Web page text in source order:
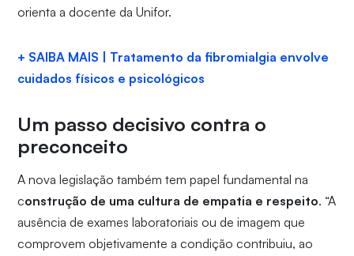
orienta a docente da Unifor.
+ SAIBA MAIS | Tratamento da fibromialgia envolve
cuidados físicos e psicológicos
Um passo decisivo contra o
preconceito
A nova legislação também tem papel fundamental na
construção de uma cultura de empatia e respeito. “A
ausência de exames laboratoriais ou de imagem que
comprovem objetivamente a condição contribuiu, ao